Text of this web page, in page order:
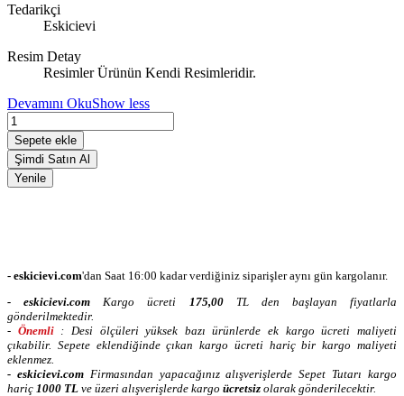
Tedarikçi
Eskicievi
Resim Detay
Resimler Ürünün Kendi Resimleridir.
Devamını OkuShow less
Sepete ekle
Şimdi Satın Al
- eskicievi.com'dan Saat 16:00 kadar verdiğiniz siparişler aynı gün kargolanır.
-eskicievi.com Kargo ücreti 175,00 TLden başlayan fiyatlarla
gönderilmektedir.
- Önemli
: Desi ölçüleri yüksek bazı ürünlerde ek kargo ücreti maliyeti
çıkabilir. Sepete eklendiğinde çıkan kargo ücreti hariç bir kargo maliyeti
eklenmez.
- eskicievi.comFirmasından yapacağınız alışverişlerde Sepet Tutarı kargo
hariç 1000 TL ve üzeri alışverişlerde kargo ücretsiz olarak gönderilecektir.